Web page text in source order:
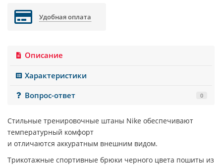
Удобная оплата
Описание
Характеристики
Вопрос-ответ
0
Стильные тренировочные штаны Nike обеспечивают
температурный комфорт
и отличаются аккуратным внешним видом.
Трикотажные спортивные брюки черного цвета пошиты из